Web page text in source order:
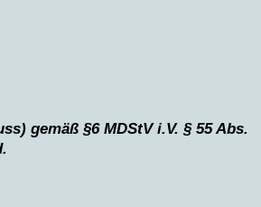
gemäß §6 MDStV i.V. § 55 Abs.